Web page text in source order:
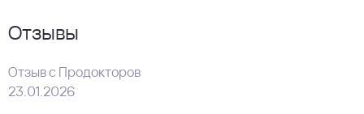
Отзывы
Отзыв с Продокторов
23.01.2026